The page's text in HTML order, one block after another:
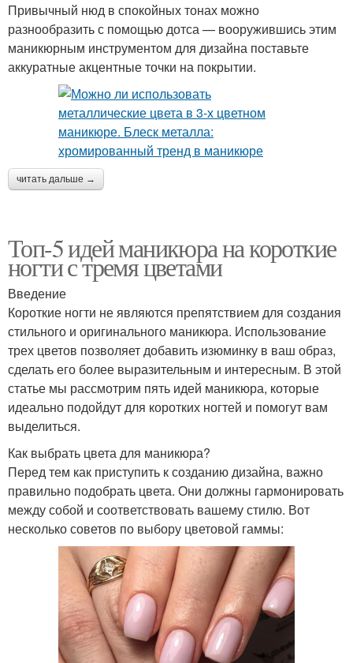
Привычный нюд в спокойных тонах можно
разнообразить с помощью дотса — вооружившись этим
маникюрным инструментом для дизайна поставьте
аккуратные акцентные точки на покрытии.
читать дальше →
Топ-5 идей маникюра на короткие
ногти с тремя цветами
Введение
Короткие ногти не являются препятствием для создания
стильного и оригинального маникюра. Использование
трех цветов позволяет добавить изюминку в ваш образ,
сделать его более выразительным и интересным. В этой
статье мы рассмотрим пять идей маникюра, которые
идеально подойдут для коротких ногтей и помогут вам
выделиться.
Как выбрать цвета для маникюра?
Перед тем как приступить к созданию дизайна, важно
правильно подобрать цвета. Они должны гармонировать
между собой и соответствовать вашему стилю. Вот
несколько советов по выбору цветовой гаммы: